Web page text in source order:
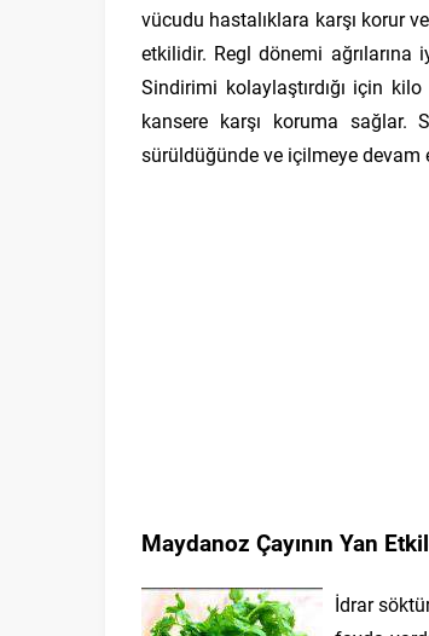
vücudu hastalıklara karşı korur
etkilidir. Regl dönemi
Sindirimi kolaylaştırdığı için
kansere karşı koruma sağlar.
sürüldüğünde ve içilmeye
Maydanoz Çayının Yan
İdrar